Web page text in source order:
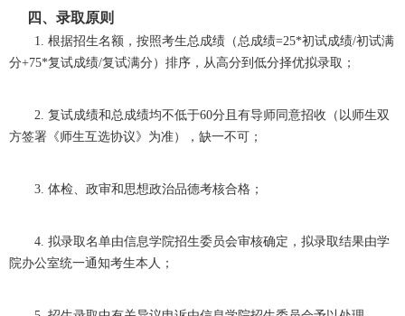
四、录取原则
1.
根据招生名额，按照考生总成绩（总成绩=25*初试成绩/初试满
分+75*复试成绩/复试满分）排序，从高分到低分择优拟录取；
2. 复试成绩和总成绩均不低于60分 且有导师同意招收 （以师生双
方签署《师生互选协议》为准），缺一不可；
3. 体检、政审和思想政治品德考核合格；
4. 拟录取名单由信息学院招生委员会审核确定，拟录取结果由学
院办公室统一通知考生本人；